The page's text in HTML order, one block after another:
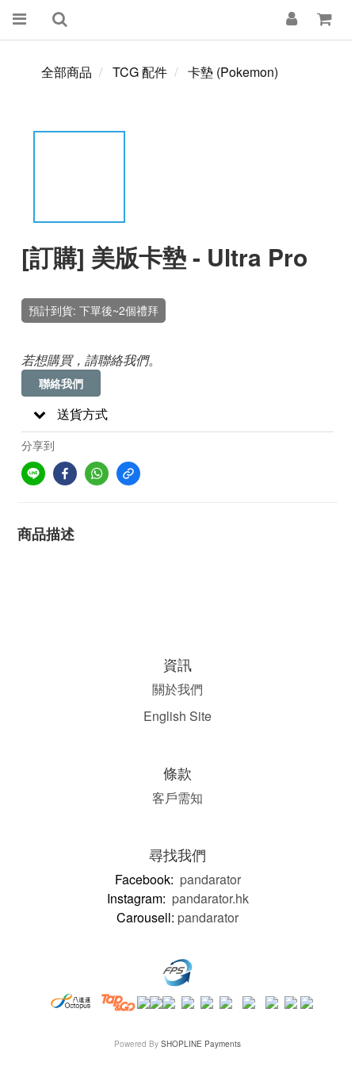
全部商品 TCG 配件 卡墊 (Pokemon)
[訂購] 美版卡墊 - Ultra Pro
預計到貨: 下單後~2個禮拜
若想購買，請聯絡我們。
聯絡我們
送貨方式
分享到
商品描述
資訊
關於我們
English Site
條款
客戶需知
尋找我們
Facebook: pandarator
Instagram: pandarator.hk
Carousell: pandarator
Powered By SHOPLINE Payments